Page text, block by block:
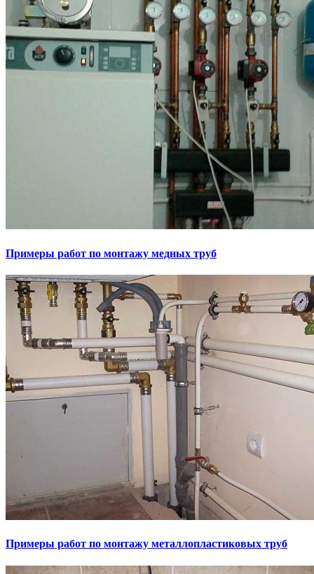
Примеры работ по монтажу медных труб
Примеры работ по монтажу металлопластиковых труб